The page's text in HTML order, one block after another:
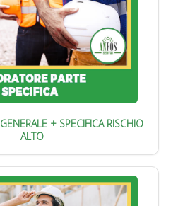
+ SPECIFICA RISCHIO
ALTO